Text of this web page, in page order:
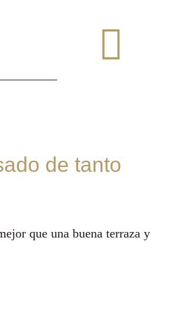
de tanto
que una buena terraza y